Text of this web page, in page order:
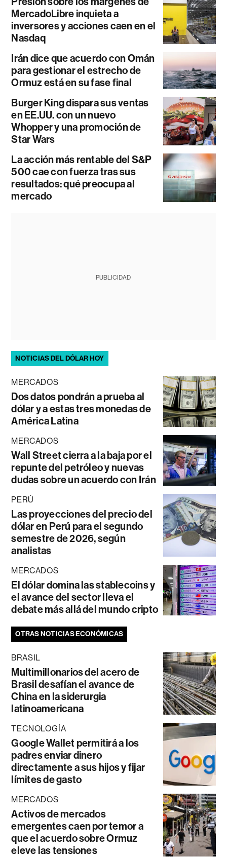
MercadoLibre inquieta a
inversores y acciones caen en el
Nasdaq
Irán dice que acuerdo con Omán
para gestionar el estrecho de
Ormuz está en su fase final
Burger King dispara sus ventas
en EE.UU. con un nuevo
Whopper y una promoción de
Star Wars
La acción más rentable del S&P
500 cae con fuerza tras sus
resultados: qué preocupa al
mercado
PUBLICIDAD
NOTICIAS DEL DÓLAR HOY
MERCADOS
Dos datos pondrán a prueba al
dólar y a estas tres monedas de
América Latina
MERCADOS
Wall Street cierra a la baja por el
repunte del petróleo y nuevas
dudas sobre un acuerdo con Irán
PERÚ
Las proyecciones del precio del
dólar en Perú para el segundo
semestre de 2026, según
analistas
MERCADOS
El dólar domina las stablecoins y
el avance del sector lleva el
debate más allá del mundo cripto
OTRAS NOTICIAS ECONÓMICAS
BRASIL
Multimillonarios del acero de
Brasil desafían el avance de
China en la siderurgia
latinoamericana
TECNOLOGÍA
Google Wallet permitirá a los
padres enviar dinero
directamente a sus hijos y fijar
límites de gasto
MERCADOS
Activos de mercados
emergentes caen por temor a
que el acuerdo sobre Ormuz
eleve las tensiones